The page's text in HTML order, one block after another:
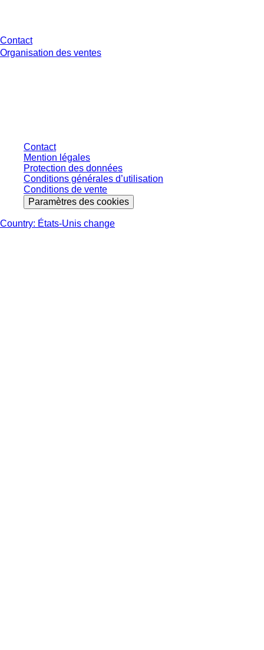
Contact
Organisation des ventes
Contact
Mention légales
Protection des données
Conditions générales d’utilisation
Conditions de vente
Paramètres des cookies
Country: États-Unis change